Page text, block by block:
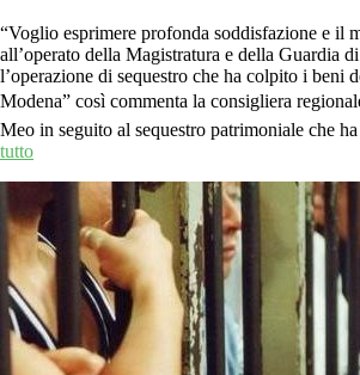
“Voglio esprimere profonda soddisfazione e il
all’operato della Magistratura e della Guardia
l’operazione di sequestro che ha colpito i beni
Modena” così commenta la consigliera
Meo in seguito al sequestro patrimoniale che
tutto